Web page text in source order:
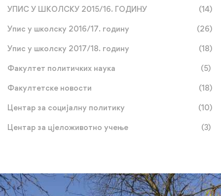
УПИС У ШКОЛСКУ 2015/16. ГОДИНУ (14)
Упис у школску 2016/17. годину (26)
Упис у школску 2017/18. годину (18)
Факултет политичких наука (5)
Факултетске новости (18)
Центар за социјалну политику (10)
Центар за цјеложивотно учење (3)